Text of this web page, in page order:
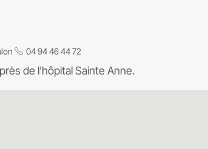
04 94 46 44 72
de l'hôpital Sainte Anne.